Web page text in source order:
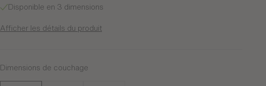
Disponible en 3 dimensions
Afficher les détails du produit
Dimensions de couchage